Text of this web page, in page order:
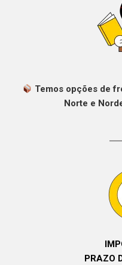
Temos opções de
Norte e
PRAZO